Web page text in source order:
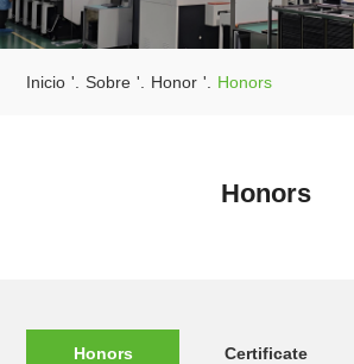
Inicio '. Sobre '. Honor '. Honors
Honors
Honors Certificate